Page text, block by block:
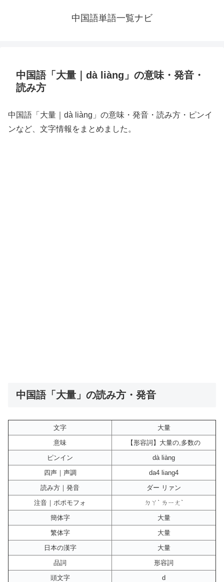
中国語単語一覧ナビ
中国語「大量｜dà liàng」の意味・発音・
読み方
中国語「大量｜dà liàng」の意味・発音・読み方・ピンイ
ンなど、文字情報をまとめました。
中国語「大量」の読み方・発音
文字
大量
意味
【形容詞】大量の,多数の
ピンイン
dà liàng
四声｜声調
da4 liang4
読み方｜発音
ダー リァン
注音｜ボポモフォ
ㄉㄚˋ ㄌㄧㄤˋ
簡体字
大量
繁体字
大量
日本の漢字
大量
品詞
形容詞
頭文字
d